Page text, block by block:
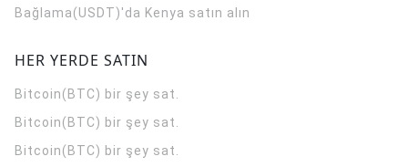
Bağlama(USDT)'da Kenya satın alın
HER YERDE SATIN
Bitcoin(BTC) bir şey sat.
Bitcoin(BTC) bir şey sat.
Bitcoin(BTC) bir şey sat.